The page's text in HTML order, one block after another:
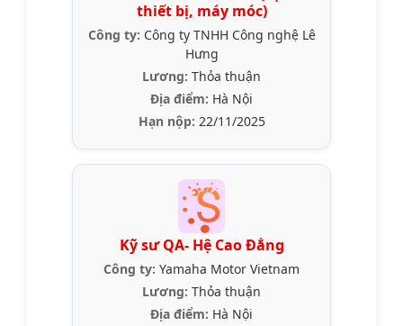
thiết bị, máy móc)
Công ty: Công ty TNHH Công nghệ Lê
Hưng
Lương: Thỏa thuận
Địa điểm: Hà Nội
Hạn nộp: 22/11/2025
Kỹ sư QA- Hệ Cao Đẳng
Công ty: Yamaha Motor Vietnam
Lương: Thỏa thuận
Địa điểm: Hà Nội